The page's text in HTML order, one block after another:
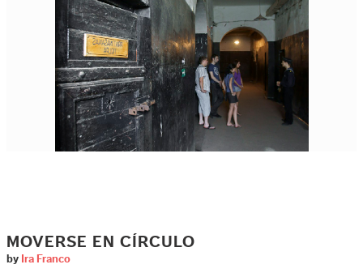
MOVERSE EN CÍRCULO
by Ira Franco